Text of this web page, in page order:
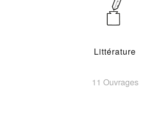
Littérature
11 Ouvrages